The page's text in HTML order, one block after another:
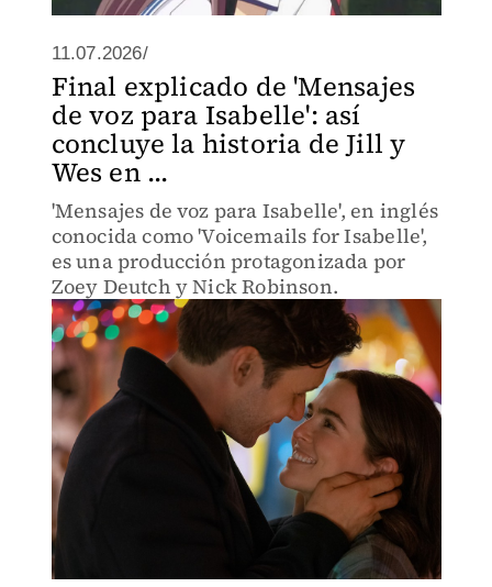
11.07.2026/
Final explicado de 'Mensajes
de voz para Isabelle': así
concluye la historia de Jill y
Wes en ...
'Mensajes de voz para Isabelle', en inglés
conocida como 'Voicemails for Isabelle',
es una producción protagonizada por
Zoey Deutch y Nick Robinson.